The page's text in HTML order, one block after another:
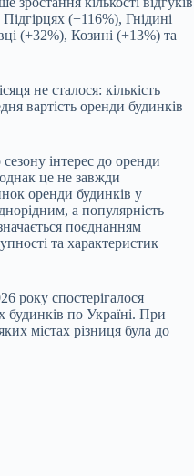
(+116%), Гнідині
(+32%), Козині (+13%) та
не сталося: кількість
вартість оренди будинків
інтерес до оренди
це не завжди
оренди будинків у
а популярність
поєднанням
та характеристик
року спостерігалося
будинків по Україні. При
містах різниця була до